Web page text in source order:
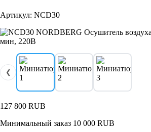
Артикул: NCD30
❮
127 800 RUB
Минимальный заказ 10 000 RUB